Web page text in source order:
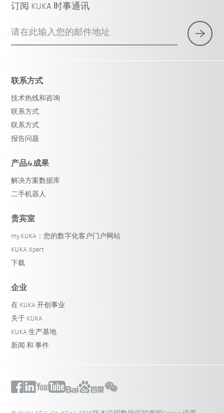
订阅 KUKA 时事通讯
请在此输入您的邮件地址
联系方式
技术热线和咨询
联系方式
联系方式
报告问题
产品&成果
解决方案数据库
二手机器人
贵宾室
my.KUKA：您的数字化客户门户网站
KUKA Xpert
下载
企业
在 KUKA 开创事业
关于 KUKA
KUKA 生产基地
新闻 和 事件